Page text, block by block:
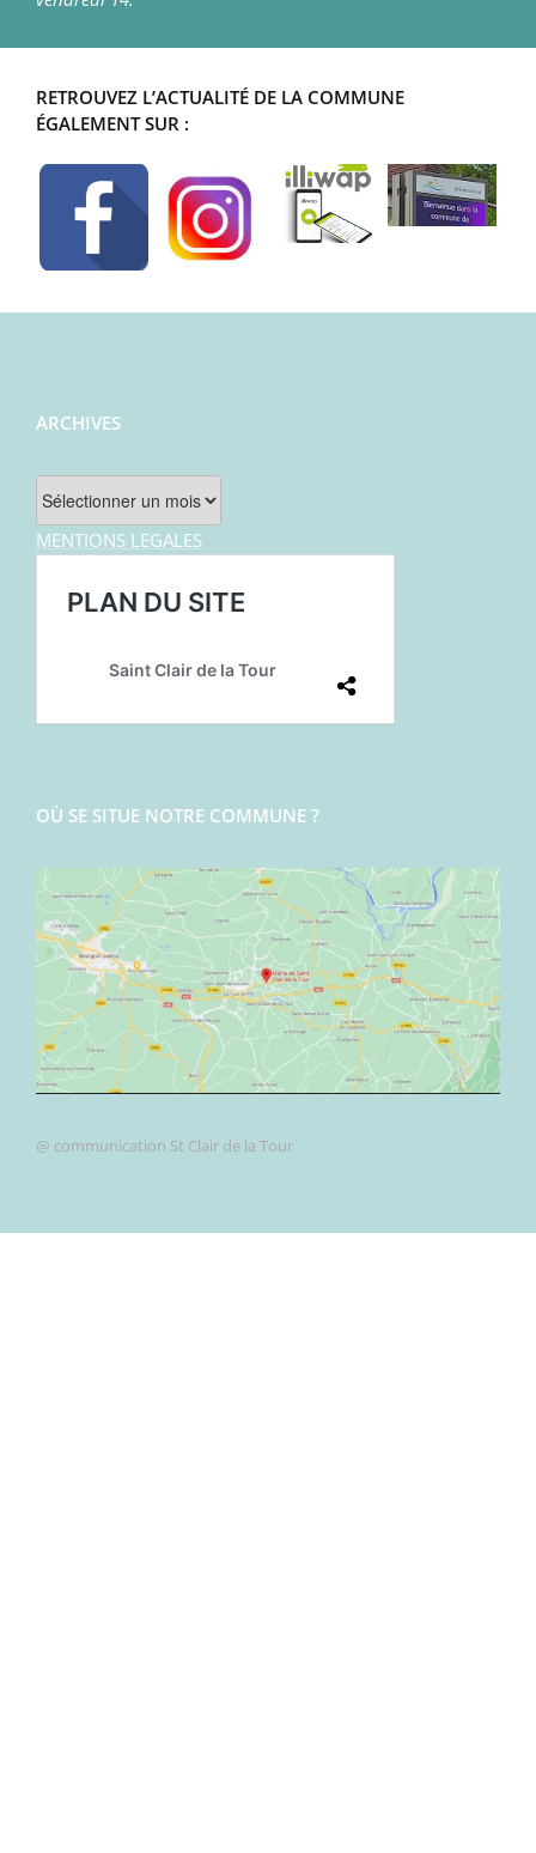
RETROUVEZ L’ACTUALITÉ DE LA COMMUNE
ÉGALEMENT SUR :
ARCHIVES
Archives
MENTIONS LEGALES
OÙ SE SITUE NOTRE COMMUNE ?
@ communication St Clair de la Tour